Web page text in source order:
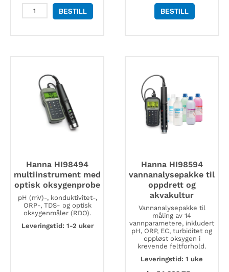
Hanna
BL132
og
fjernstyring
via
sky
antall
BESTILL BESTILL
Hanna HI98494
multiinstrument med
optisk oksygenprobe
pH (mV)-, konduktivitet-,
ORP-, TDS- og optisk
oksygenmåler (RDO).
Leveringstid: 1-2 uker
Hanna HI98594
vannanalysepakke til
oppdrett og
akvakultur
Vannanalysepakke til
måling av 14
vannparametere, inkludert
pH, ORP, EC, turbiditet og
oppløst oksygen i
krevende feltforhold.
Leveringstid: 1 uke